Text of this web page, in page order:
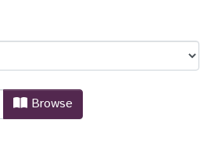
Dissertação by Subject
Browse